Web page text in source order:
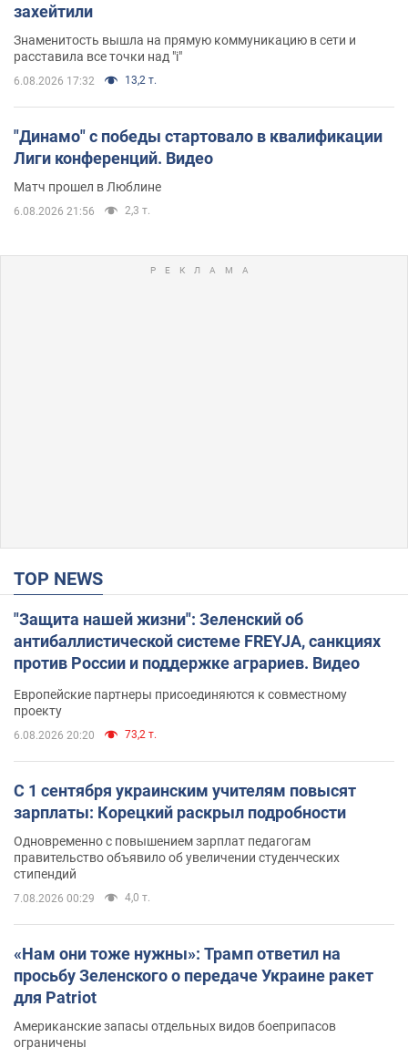
захейтили
Знаменитость вышла на прямую коммуникацию в сети и
расставила все точки над "i"
6.08.2026 17:32 13,2 т.
"Динамо" с победы стартовало в квалификации
Лиги конференций. Видео
Матч прошел в Люблине
6.08.2026 21:56 2,3 т.
TOP NEWS
"Защита нашей жизни": Зеленский об
антибаллистической системе FREYJA, санкциях
против России и поддержке аграриев. Видео
Европейские партнеры присоединяются к совместному
проекту
6.08.2026 20:20 73,2 т.
С 1 сентября украинским учителям повысят
зарплаты: Корецкий раскрыл подробности
Одновременно с повышением зарплат педагогам
правительство объявило об увеличении студенческих
стипендий
7.08.2026 00:29 4,0 т.
«Нам они тоже нужны»: Трамп ответил на
просьбу Зеленского о передаче Украине ракет
для Patriot
Американские запасы отдельных видов боеприпасов
ограничены